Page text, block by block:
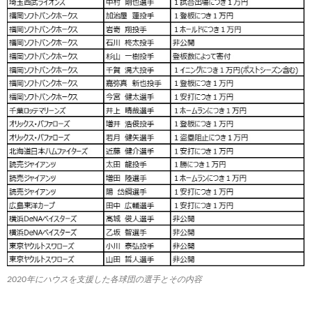
2020年にハウスを支援した各球団の選手とその内容